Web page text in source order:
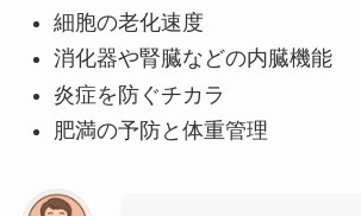
細胞の老化速度
消化器や腎臓などの内臓機能
炎症を防ぐチカラ
肥満の予防と体重管理